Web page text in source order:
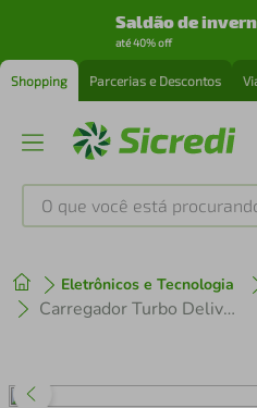
Saldão de
até 40% off
Shopping Parcerias e Descontos
O que você está procurando?
Eletrônicos e Tecnologia
Carregador Turbo Delivery Qc 4.0 - Ecoo
1º tenis